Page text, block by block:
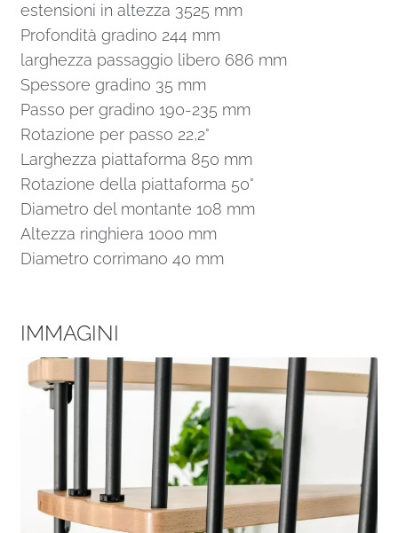
estensioni in altezza 3525 mm
Profondità gradino 244 mm
larghezza passaggio libero 686 mm
Spessore gradino 35 mm
Passo per gradino 190-235 mm
Rotazione per passo 22,2°
Larghezza piattaforma 850 mm
Rotazione della piattaforma 50°
Diametro del montante 108 mm
Altezza ringhiera 1000 mm
Diametro corrimano 40 mm
IMMAGINI